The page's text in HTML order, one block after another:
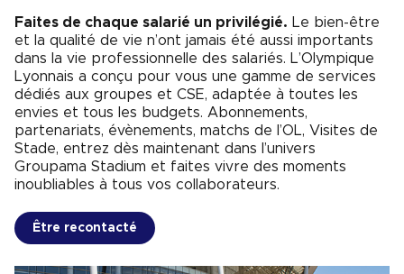
Faites de chaque salarié un privilégié. Le bien-être
et la qualité de vie n’ont jamais été aussi importants
dans la vie professionnelle des salariés. L’Olympique
Lyonnais a conçu pour vous une gamme de services
dédiés aux groupes et CSE, adaptée à toutes les
envies et tous les budgets. Abonnements,
partenariats, évènements, matchs de l’OL, Visites de
Stade, entrez dès maintenant dans l’univers
Groupama Stadium et faites vivre des moments
inoubliables à tous vos collaborateurs.
Être recontacté